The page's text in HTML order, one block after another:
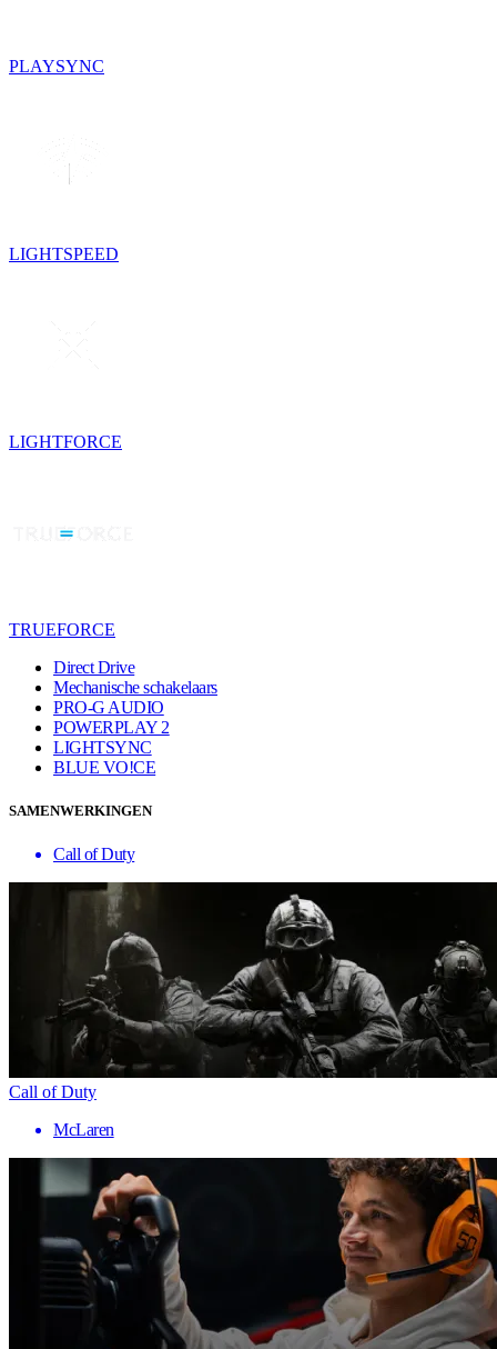
PLAYSYNC
LIGHTSPEED
LIGHTFORCE
TRUEFORCE
Direct Drive
Mechanische schakelaars
PRO-G AUDIO
POWERPLAY 2
LIGHTSYNC
BLUE VO!CE
SAMENWERKINGEN
Call of Duty
Call of Duty
McLaren